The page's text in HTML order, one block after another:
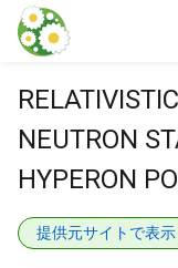
本文に飛ぶ
NEUTRON
HYPERON
提供元サイトで表示